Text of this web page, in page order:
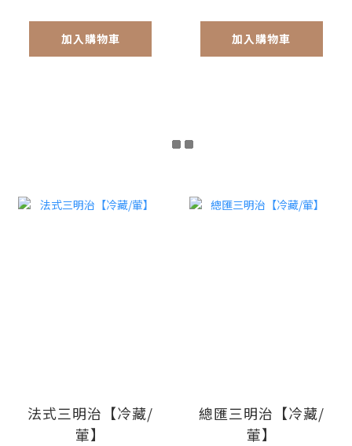
加入購物車 加入購物車
法式三明治【冷藏/
葷】
總匯三明治【冷藏/
葷】